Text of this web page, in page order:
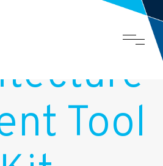
Tool